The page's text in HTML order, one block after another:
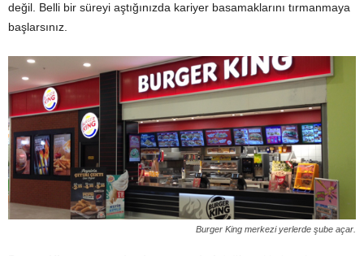
değil. Belli bir süreyi aştığınızda kariyer basamaklarını tırmanmaya
başlarsınız.
Burger King merkezi yerlerde şube açar.